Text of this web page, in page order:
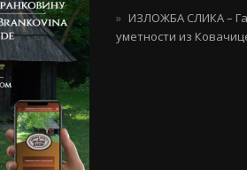
ИЗЛОЖБА СЛИКА –
уметности из